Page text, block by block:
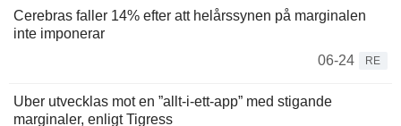
Cerebras faller 14% efter att helårssynen på marginalen
inte imponerar
06-24
RE
Uber utvecklas mot en ”allt-i-ett-app” med stigande
marginaler, enligt Tigress